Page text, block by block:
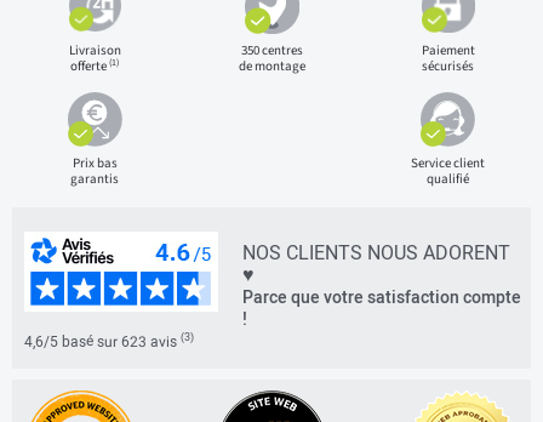
Livraison
offerte(1)
350 centres
de montage
Paiement
sécurisés
Prix bas
garantis
Service client
qualifié
NOS CLIENTS NOUS ADORENT
♥
Parce que votre satisfaction compte
!
4,6/5 basé sur 623 avis (3)